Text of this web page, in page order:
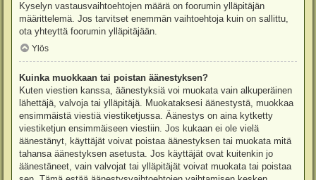
Kyselyn vastausvaihtoehtojen määrä on foorumin ylläpitäjän
määrittelemä. Jos tarvitset enemmän vaihtoehtoja kuin on sallittu,
ota yhteyttä foorumin ylläpitäjään.
Ylös
Kuinka muokkaan tai poistan äänestyksen?
Kuten viestien kanssa, äänestyksiä voi muokata vain alkuperäinen
lähettäjä, valvoja tai ylläpitäjä. Muokataksesi äänestystä, muokkaa
ensimmäistä viestiä viestiketjussa. Äänestys on aina kytketty
viestiketjun ensimmäiseen viestiin. Jos kukaan ei ole vielä
äänestänyt, käyttäjät voivat poistaa äänestyksen tai muokata mitä
tahansa äänestyksen asetusta. Jos käyttäjät ovat kuitenkin jo
äänestäneet, vain valvojat tai ylläpitäjät voivat muokata tai poistaa